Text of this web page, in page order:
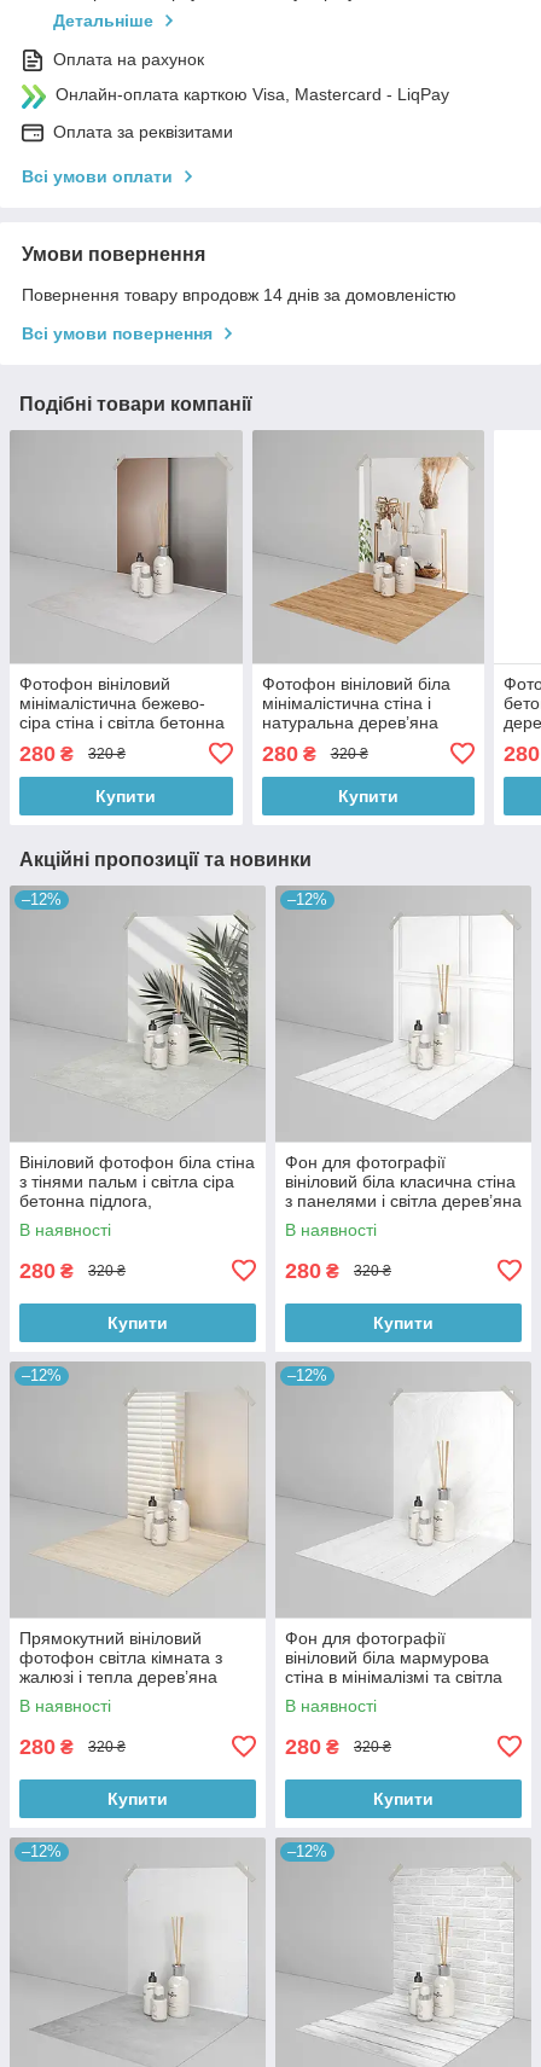
Детальніше
Оплата на рахунок
Онлайн-оплата карткою Visa, Mastercard - LiqPay
Оплата за реквізитами
Всі умови оплати
Умови повернення
Повернення товару впродовж 14 днів за домовленістю
Всі умови повернення
Подібні товари компанії
Фотофон вініловий
мінімалістична бежево-
сіра стіна і світла бетонна
фотографії 50×100 см,
№59027
280 ₴ 320 ₴
Купити
Фотофон вініловий біла
мінімалістична стіна і
натуральна дерев’яна
підлога, світлий фон для
фото 50×100 см, №59222
280₴ 320 ₴
Купити
280
Акційні пропозиції та новинки
–12%
Вініловий фотофон біла стіна
з тінями пальм і світла сіра
бетонна підлога,
мінімалістичний фон 50×100
см, №59300
В наявності
280 ₴ 320 ₴
Купити
–12%
Фон для фотографії
вініловий біла класична стіна
з панелями і світла дерев’яна
підлога 50×100 см, №59204
В наявності
280 ₴ 320 ₴
Купити
–12%
Прямокутний вініловий
фотофон світла кімната з
жалюзі і тепла дерев’яна
підлога, ніжний фон 50×100
см, №59245
В наявності
280 ₴ 320 ₴
Купити
–12%
Фон для фотографії
вініловий біла мармурова
стіна в мінімалізмі та світла
дерев’яна підлога 50×100 см,
№59149
В наявності
280 ₴ 320 ₴
Купити
–12% –12%